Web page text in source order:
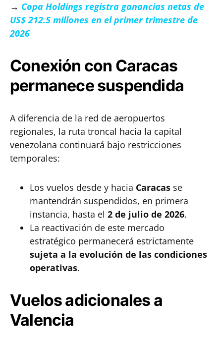
→ Copa Holdings registra ganancias netas de
US$ 212.5 millones en el primer trimestre de
2026
Conexión con Caracas
permanece suspendida
A diferencia de la red de aeropuertos
regionales, la ruta troncal hacia la capital
venezolana continuará bajo restricciones
temporales:
Los vuelos desde y hacia Caracas se
mantendrán suspendidos, en primera
instancia, hasta el 2 de julio de 2026.
La reactivación de este mercado
estratégico permanecerá estrictamente
sujeta a la evolución de las condiciones
operativas.
Vuelos adicionales a
Valencia